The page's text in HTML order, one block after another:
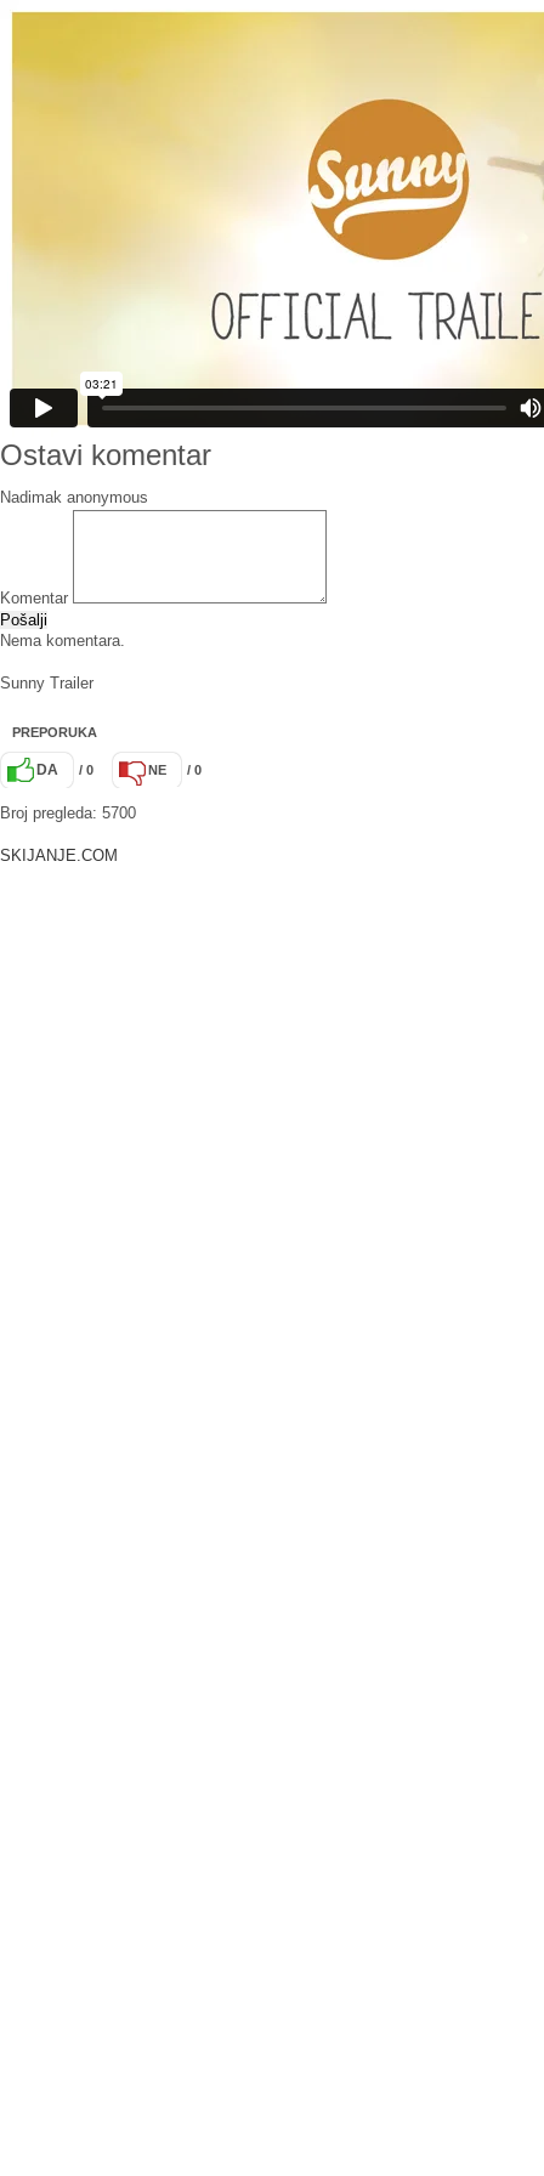
Ostavi komentar
Nadimak
Komentar
Pošalji
Nema komentara.
Sunny Trailer
PREPORUKA
DA / 0 NE / 0
Broj pregleda: 5700
SKIJANJE.COM